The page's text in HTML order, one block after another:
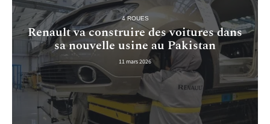
4 ROUES
Renault va construire des voitures dans
sa nouvelle usine au Pakistan
11 mars 2026